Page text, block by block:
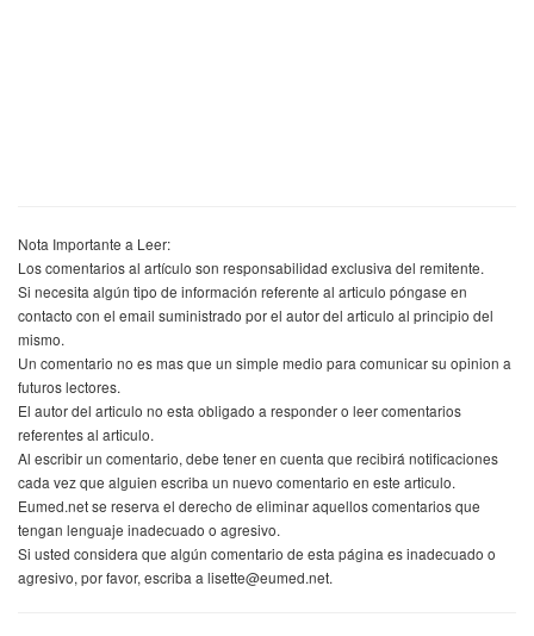
Nota Importante a Leer:
Los comentarios al artículo son responsabilidad exclusiva del remitente.
Si necesita algún tipo de información referente al articulo póngase en
contacto con el email suministrado por el autor del articulo al principio del
mismo.
Un comentario no es mas que un simple medio para comunicar su opinion a
futuros lectores.
El autor del articulo no esta obligado a responder o leer comentarios
referentes al articulo.
Al escribir un comentario, debe tener en cuenta que recibirá notificaciones
cada vez que alguien escriba un nuevo comentario en este articulo.
Eumed.net se reserva el derecho de eliminar aquellos comentarios que
tengan lenguaje inadecuado o agresivo.
Si usted considera que algún comentario de esta página es inadecuado o
agresivo, por favor, escriba a lisette@eumed.net.